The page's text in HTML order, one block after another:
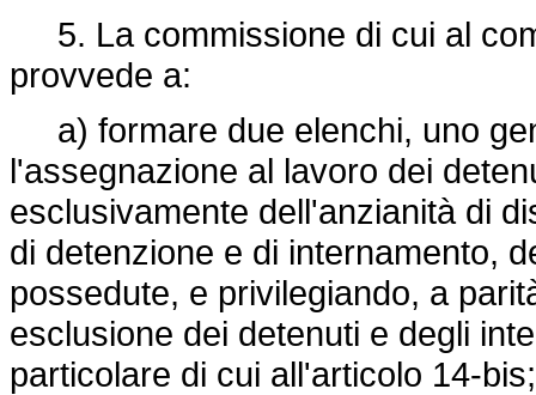
5. La commissione di cui al
provvede a:
a) formare due elenchi, uno
l'assegnazione al lavoro dei
esclusivamente dell'anzianità di
di detenzione e di internamento,
possedute, e privilegiando, a
esclusione dei detenuti e degli
particolare di cui all'articolo 14-bis;